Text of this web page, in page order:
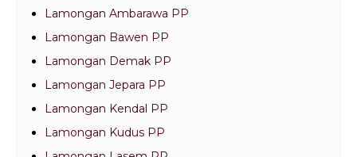
Lamongan Ambarawa PP
Lamongan Bawen PP
Lamongan Demak PP
Lamongan Jepara PP
Lamongan Kendal PP
Lamongan Kudus PP